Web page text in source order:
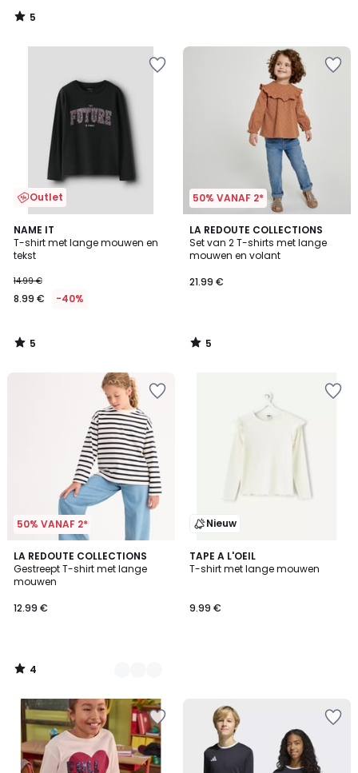
5
/
Outlet
NAME IT
T-shirt met lange mouwen en
tekst
14.99 €
8.99 € -40%
5
/
5
5
/
50% VANAF 2*
LA REDOUTE COLLECTIONS
Set van 2 T-shirts met lange
mouwen en volant
21.99 €
5
/
5
5
/
50% VANAF 2*
LA REDOUTE COLLECTIONS
Gestreept T-shirt met lange
mouwen
12.99 €
4
/
5
2
Kleuren
4
/
Nieuw
TAPE A L'OEIL
T-shirt met lange mouwen
9.99 €